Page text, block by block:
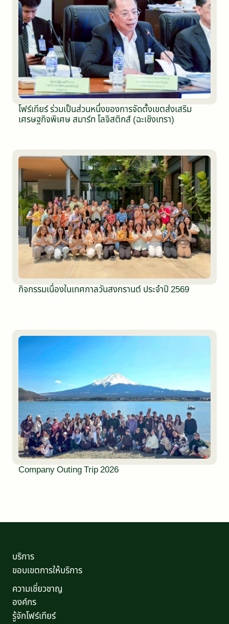
โฟร์เทียร์ ร่วมเป็นส่วนหนึ่งของการจัดตั้งเขตส่งเสริม
เศรษฐกิจพิเศษ สมาร์ท โลจิสติกส์ (ฉะเชิงเทรา)
กิจกรรมเนื่องในเทศกาลวันสงกรานต์ ประจำปี 2569
Company Outing Trip 2026
บริการ
ขอบเขตการให้บริการ
ความเชี่ยวชาญ
องค์กร
รู้จักโฟร์เทียร์